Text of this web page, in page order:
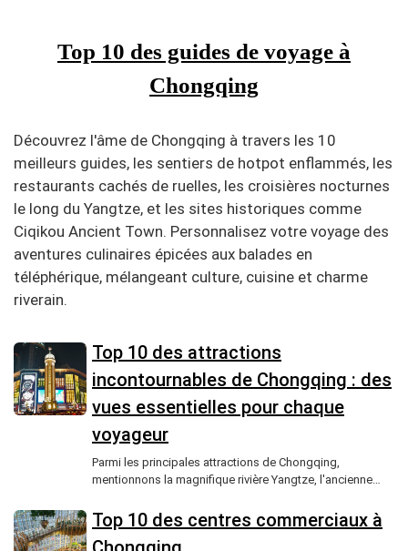
Top 10 des guides de voyage à
Chongqing
Découvrez l'âme de Chongqing à travers les 10
meilleurs guides, les sentiers de hotpot enflammés, les
restaurants cachés de ruelles, les croisières nocturnes
le long du Yangtze, et les sites historiques comme
Ciqikou Ancient Town. Personnalisez votre voyage des
aventures culinaires épicées aux balades en
téléphérique, mélangeant culture, cuisine et charme
riverain.
Top 10 des attractions
incontournables de Chongqing : des
vues essentielles pour chaque
voyageur
Parmi les principales attractions de Chongqing,
mentionnons la magnifique rivière Yangtze, l'ancienne
carvings de Dazu et le Jiefangbei CBD, offrant un
mélange d'histoire, de culture et de beauté naturelle.
Top 10 des centres commerciaux à